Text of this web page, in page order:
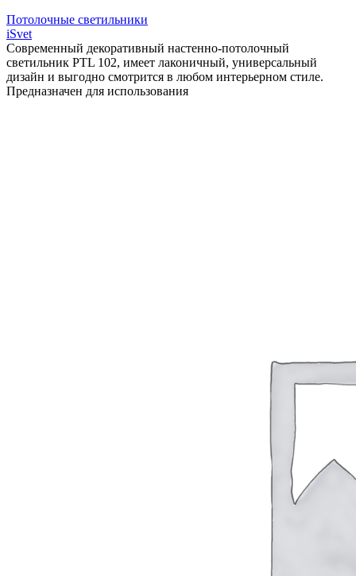
Потолочные светильники
iSvet
Современный декоративный настенно-потолочный
светильник PTL 102, имеет лаконичный, универсальный
дизайн и выгодно смотрится в любом интерьерном стиле.
Предназначен для использования